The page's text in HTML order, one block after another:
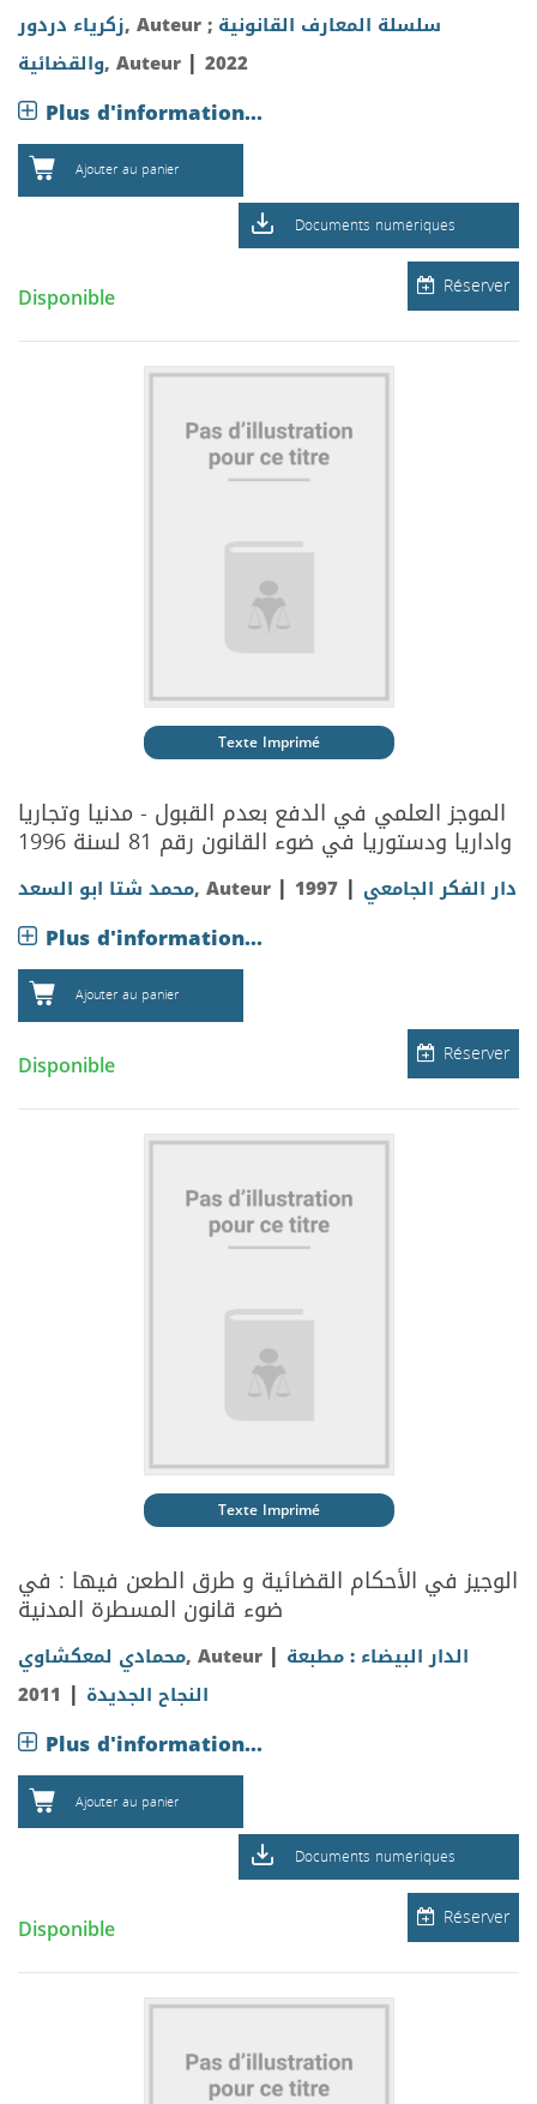
زكرياء دردور, Auteur ; سلسلة المعارف القانونية
والقضائية, Auteur | 2022
Plus d'information...
Ajouter au panier
Documents numériques
Réserver
Disponible
Texte Imprimé
الموجز العلمي في الدفع بعدم القبول - مدنيا وتجاريا
واداريا ودستوريا في ضوء القانون رقم 81 لسنة 1996
محمد شتا ابو السعد, Auteur | دار الفكر الجامعي |
1997
Plus d'information...
Ajouter au panier
Réserver
Disponible
Texte Imprimé
الوجيز في الأحكام القضائية و طرق الطعن فيها : في
ضوء قانون المسطرة المدنية
محمادي لمعكشاوي, Auteur | الدار البيضاء : مطبعة
النجاح الجديدة |
2011
Plus d'information...
Ajouter au panier
Documents numériques
Réserver
Disponible